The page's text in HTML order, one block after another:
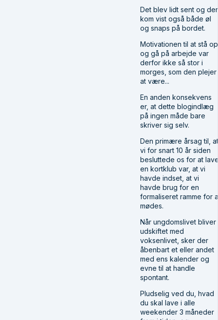
Det blev lidt sent og der
kom vist også både øl
og snaps på bordet.
Motivationen til at stå op
og gå på arbejde var
derfor ikke så stor i
morges, som den plejer
at være...
En anden konsekvens
er, at dette blogindlæg
på ingen måde bare
skriver sig selv.
Den primære årsag til, at
vi for snart 10 år siden
besluttede os for at
en kortklub var, at vi
havde indset, at vi
havde brug for en
formaliseret ramme for
mødes.
Når ungdomslivet bliver
udskiftet med
voksenlivet, sker der
åbenbart et eller andet
med ens kalender og
evne til at handle
spontant.
Pludselig ved du, hvad
du skal lave i alle
weekender 3 måneder